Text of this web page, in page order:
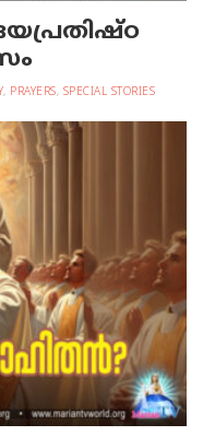
, PRAYERS, SPECIAL STORIES